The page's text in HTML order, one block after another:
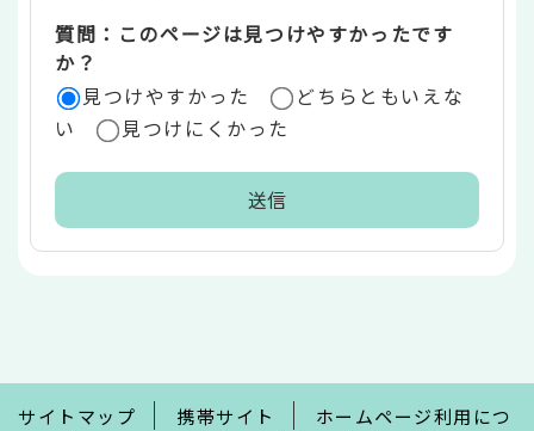
質問：このページは見つけやすかったです
か？
見つけやすかった
どちらともいえな
い
見つけにくかった
で
サイトマップ 携帯サイト
ホームページ利用につ